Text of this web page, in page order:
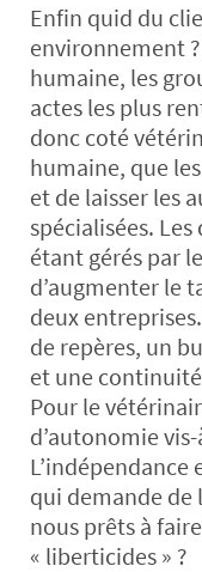
Enfin quid du
environnement
humaine, les
actes les plus
donc coté
humaine, que
et de laisser les
spécialisées.
étant gérés par
d’augmenter le
deux
de repères, un
et une
Pour le
d’autonomie
qui demande de
nous prêts à
« liberticides » ?